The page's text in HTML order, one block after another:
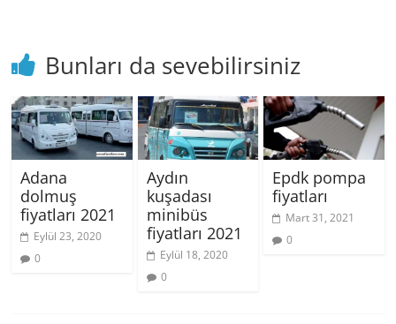
Bunları da sevebilirsiniz
Adana
dolmuş
fiyatları 2021
Eylül 23, 2020
0
Aydın
kuşadası
minibüs
fiyatları 2021
Eylül 18, 2020
0
Epdk pompa
fiyatları
Mart 31, 2021
0